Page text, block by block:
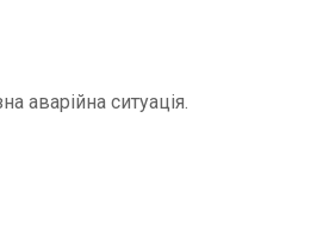
аварійна ситуація.